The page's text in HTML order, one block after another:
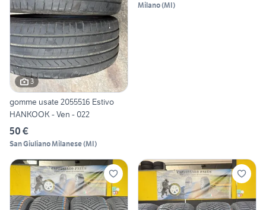
3
gomme usate 2055516 Estivo
HANKOOK - Ven - 022
50 €
San Giuliano Milanese(MI)
Milano(MI)